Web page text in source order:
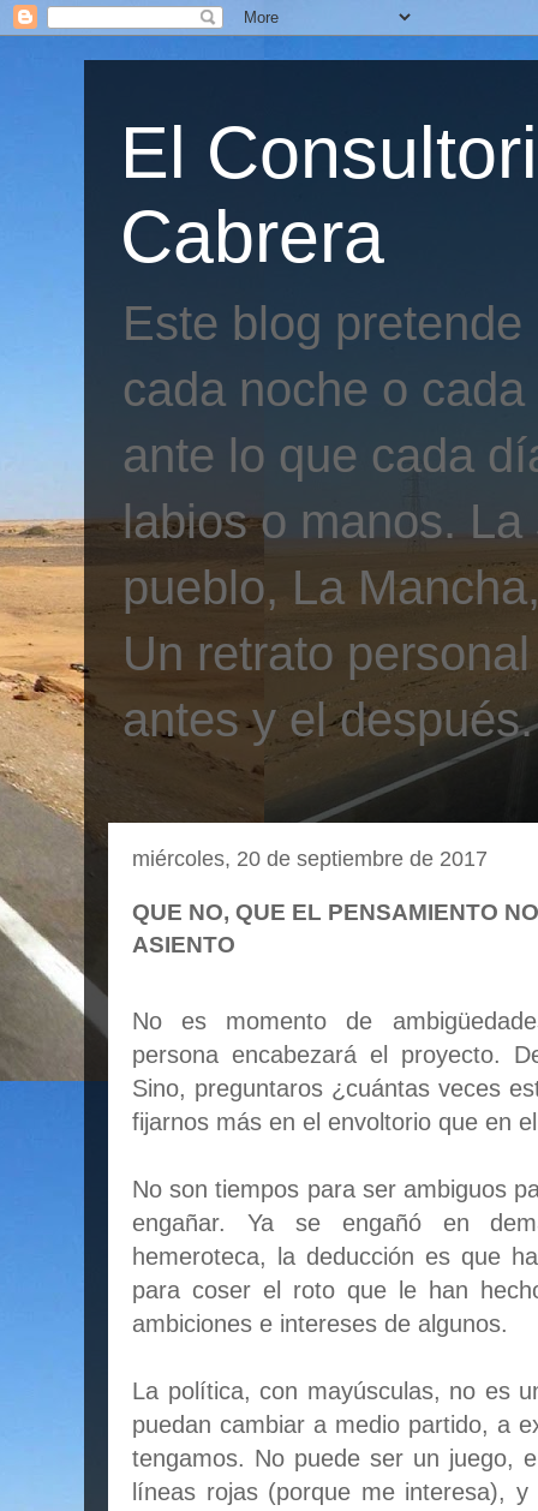
El
Cabrera
Este blog
cada noche o
ante lo que cada
labios o manos.
pueblo, La
Un retrato
antes y el después.
miércoles, 20 de septiembre de 2017
QUE NO, QUE EL PENSAMIENTO
ASIENTO
No es momento de
persona encabezará el proyecto.
Sino, preguntaros ¿cuántas veces
fijarnos más en el envoltorio que en
No son tiempos para ser ambiguos
engañar. Ya se engañó en
hemeroteca, la deducción es que
para coser el roto que le han
ambiciones e intereses de algunos.
La política, con mayúsculas, no es
puedan cambiar a medio partido, a
tengamos. No puede ser un juego,
líneas rojas (porque me interesa),